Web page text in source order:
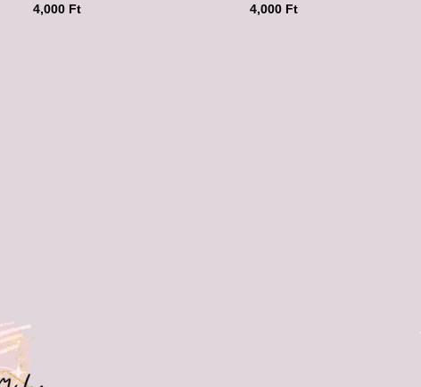
4,000 Ft 4,000 Ft